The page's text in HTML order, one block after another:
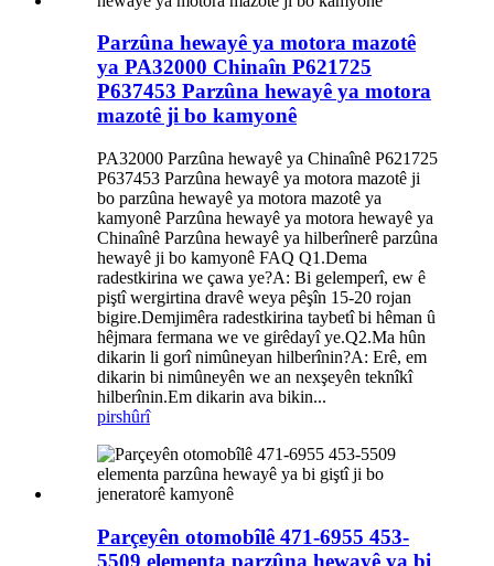
Parzûna hewayê ya motora mazotê
ya PA32000 Chinaîn P621725
P637453 Parzûna hewayê ya motora
mazotê ji bo kamyonê
PA32000 Parzûna hewayê ya Chinaînê P621725
P637453 Parzûna hewayê ya motora mazotê ji
bo parzûna hewayê ya motora mazotê ya
kamyonê Parzûna hewayê ya motora hewayê ya
Chinaînê Parzûna hewayê ya hilberînerê parzûna
hewayê ji bo kamyonê FAQ Q1.Dema
radestkirina we çawa ye?A: Bi gelemperî, ew ê
piştî wergirtina dravê weya pêşîn 15-20 rojan
bigire.Demjimêra radestkirina taybetî bi hêman û
hêjmara fermana we ve girêdayî ye.Q2.Ma hûn
dikarin li gorî nimûneyan hilberînin?A: Erê, em
dikarin bi nimûneyên we an nexşeyên teknîkî
hilberînin.Em dikarin ava bikin...
pirshûrî
Parçeyên otomobîlê 471-6955 453-
5509 elementa parzûna hewayê ya bi